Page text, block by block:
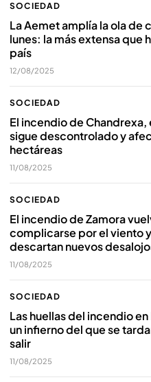
SOCIEDAD
La Aemet amplía la ola de
lunes: la más extensa que
país
12/08/2025
SOCIEDAD
El incendio de Chandrexa,
sigue descontrolado y
hectáreas
11/08/2025
SOCIEDAD
El incendio de Zamora
complicarse por el viento
descartan nuevos
11/08/2025
SOCIEDAD
Las huellas del incendio en
un infierno del que se
salir
11/08/2025